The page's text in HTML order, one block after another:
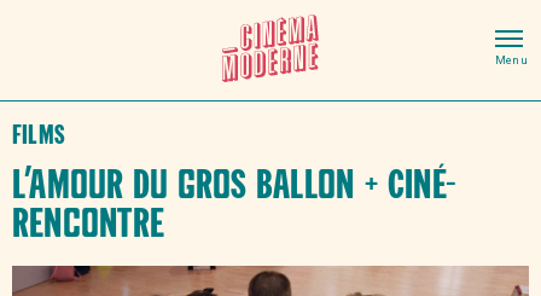
Films
L’amour du gros ballon + Ciné-
rencontre